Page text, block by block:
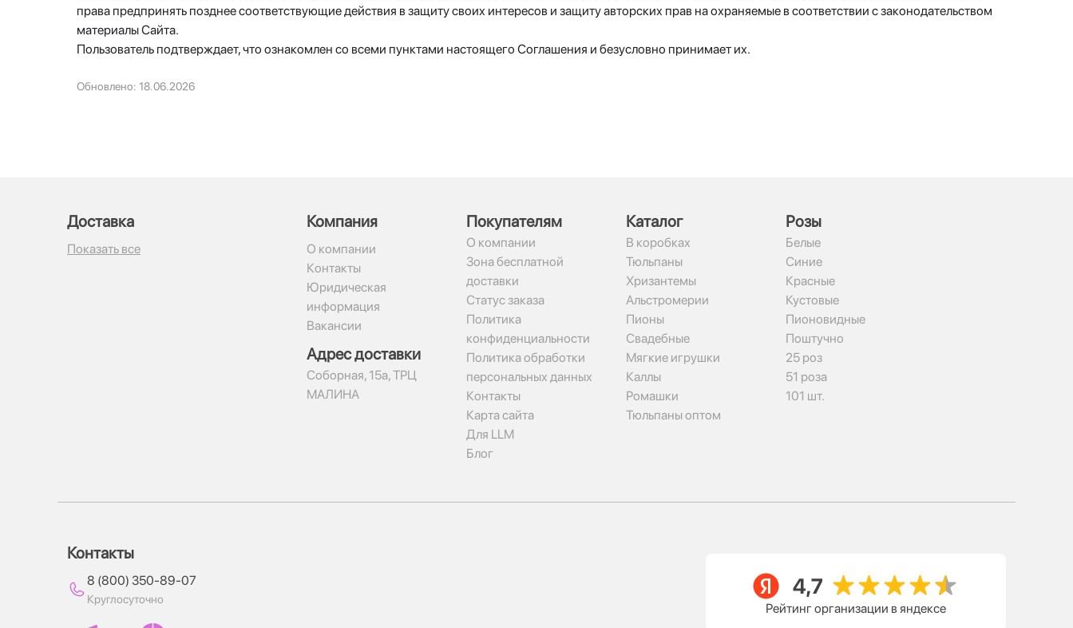
права предпринять позднее соответствующие действия в защиту своих интересов и защиту авторских прав на охраняемые в соответствии с законодательством
материалы Сайта.
Пользователь подтверждает, что ознакомлен со всеми пунктами настоящего Соглашения и безусловно принимает их.
Обновлено: 18.06.2026
Доставка
Показать все
Компания
О компании
Контакты
Юридическая
информация
Вакансии
Адрес доставки
​Соборная, 15а, ТРЦ
МАЛИНА
Покупателям
О компании
Зона бесплатной
доставки
Статус заказа
Политика
конфиденциальности
Политика обработки
персональных данных
Контакты
Карта сайта
Для LLM
Блог
Каталог
В коробках
Тюльпаны
Хризантемы
Альстромерии
Пионы
Свадебные
Мягкие игрушки
Каллы
Ромашки
Тюльпаны оптом
Рoзы
Белые
Синие
Красные
Кустовые
Пионовидные
Поштучно
25 роз
51 роза
101 шт.
Контакты
8 (800) 350-89-07
Круглосуточно
Рейтинг организации в яндексе